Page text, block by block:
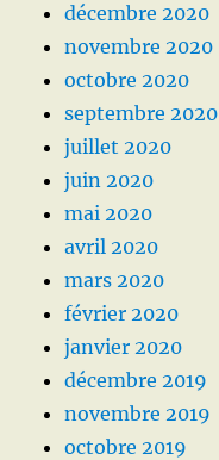
décembre 2020
novembre 2020
octobre 2020
septembre 2020
juillet 2020
juin 2020
mai 2020
avril 2020
mars 2020
février 2020
janvier 2020
décembre 2019
novembre 2019
octobre 2019